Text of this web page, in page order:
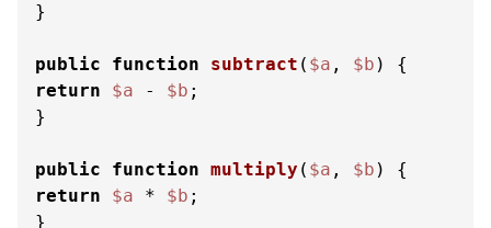
}
public function subtract ( $a , $b )
return
$a - $b ;
}
public function multiply ( $a , $b )
return
$a * $b ;
}